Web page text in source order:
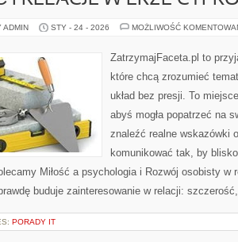
ADMIN STY - 24 - 2026 MOŻLIWOŚĆ
ZatrzymajFaceta.pl to
które chcą zrozumieć
układ bez presji. To
abyś mogła popatrzeć na
znaleźć realne wskazówki
komunikować tak, by
Miłość a psychologia i Rozwój osobisty w
buduje zainteresowanie w relacji:
PORADY IT